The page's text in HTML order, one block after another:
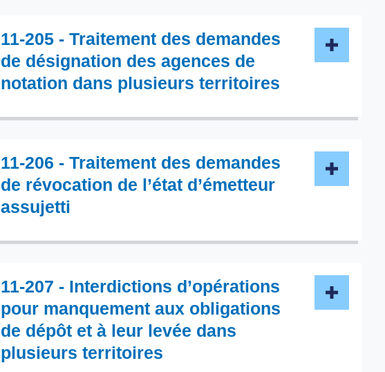
11-205 - Traitement des demandes
de désignation des agences de
notation dans plusieurs territoires
11-206 - Traitement des demandes
de révocation de l’état d’émetteur
assujetti
11-207 - Interdictions d’opérations
pour manquement aux obligations
de dépôt et à leur levée dans
plusieurs territoires